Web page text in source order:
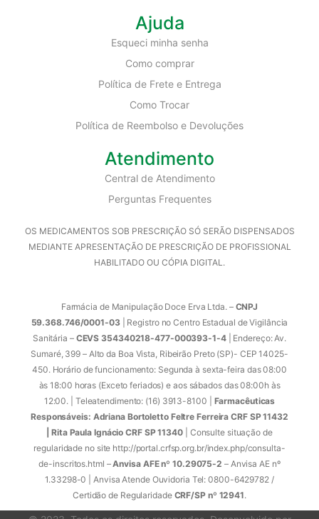
Ajuda
Esqueci minha senha
Como comprar
Política de Frete e Entrega
Como Trocar
Política de Reembolso e Devoluções
Atendimento
Central de Atendimento
Perguntas Frequentes
OS MEDICAMENTOS SOB PRESCRIÇÃO SÓ SERÃO DISPENSADOS
MEDIANTE APRESENTAÇÃO DE PRESCRIÇÃO DE PROFISSIONAL
HABILITADO OU CÓPIA DIGITAL.
Farmácia de Manipulação Doce Erva Ltda. – CNPJ
59.368.746/0001-03| Registro no Centro Estadual de Vigilância
Sanitária –CEVS 354340218-477-000393-1-4| Endereço: Av.
Sumaré, 399 – Alto da Boa Vista, Ribeirão Preto (SP)- CEP 14025-
450. Horário de funcionamento: Segunda à sexta-feira das 08:00
às 18:00 horas (Exceto feriados) e aos sábados das 08:00h às
12:00. | Teleatendimento: (16) 3913-8100 | Farmacêuticas
Responsáveis: Adriana Bortoletto Feltre Ferreira CRF SP 11432
| Rita Paula Ignácio CRF SP 11340 | Consulte situação de
regularidade no site http://portal.crfsp.org.br/index.php/consulta-
de-inscritos.html –Anvisa AFE nº 10.29075-2 – Anvisa AE nº
1.33298-0 | Anvisa Atende Ouvidoria Tel: 0800-6429782 /
Certidão de Regularidade CRF/SP nº 12941.